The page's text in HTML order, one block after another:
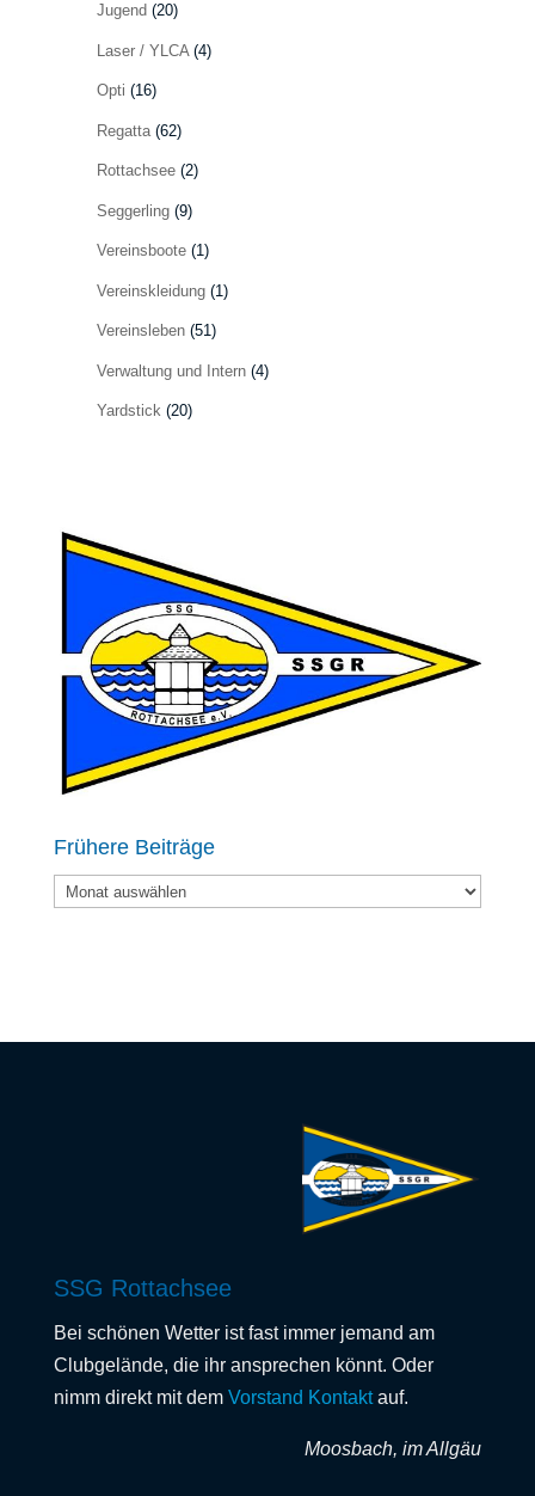
Jugend (20)
Laser / YLCA(4)
Opti (16)
Regatta(62)
Rottachsee(2)
Seggerling(9)
Vereinsboote(1)
Vereinskleidung(1)
Vereinsleben(51)
Verwaltung und Intern(4)
Yardstick(20)
Frühere Beiträge
Frühere
SSG Rottachsee
Bei schönen Wetter ist fast immer jemand am
Clubgelände, die ihr ansprechen könnt. Oder
nimm direkt mit dem Vorstand Kontaktauf.
Moosbach, im Allgäu